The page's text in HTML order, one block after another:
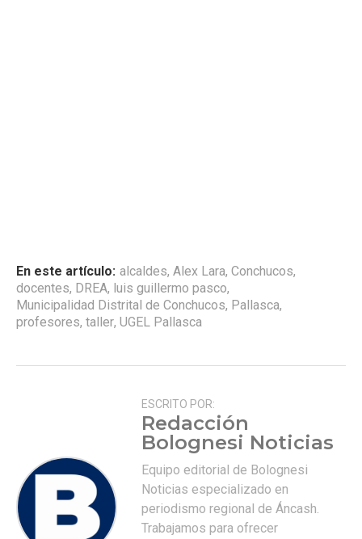
En este artículo: alcaldes, Alex Lara, Conchucos,
docentes, DREA, luis guillermo pasco,
Municipalidad Distrital de Conchucos, Pallasca,
profesores, taller, UGEL Pallasca
ESCRITO POR:
Redacción
Bolognesi Noticias
Equipo editorial de Bolognesi
Noticias especializado en
periodismo regional de Áncash.
Trabajamos para ofrecer